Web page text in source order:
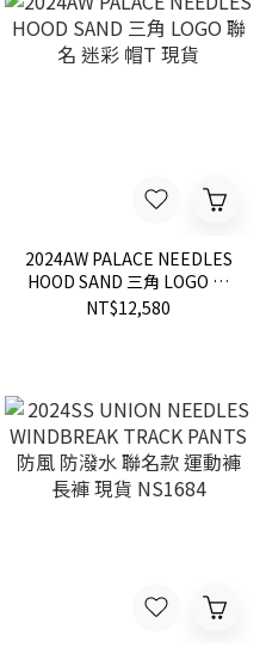
2024AW PALACE NEEDLES
HOOD SAND 三角 LOGO 聯
名 迷彩 帽T 現貨
NT$12,580